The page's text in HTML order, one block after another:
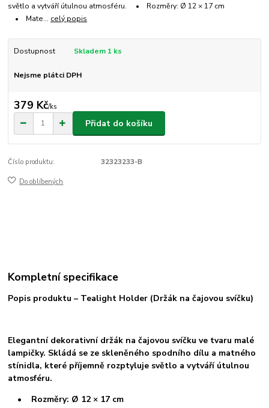
světlo a vytváří útulnou atmosféru. • Rozměry: Ø 12 × 17 cm
• Mate... celý popis
Dostupnost Skladem 1 ks
Nejsme plátci DPH
379 Kč/ks
Přidat do košíku
Číslo produktu: 32323233-B
Do oblíbených
Kompletní specifikace
Popis produktu – Tealight Holder (Držák na čajovou svíčku)
Elegantní dekorativní držák na čajovou svíčku ve tvaru malé
lampičky. Skládá se ze skleněného spodního dílu a matného
stínidla, které příjemně rozptyluje světlo a vytváří útulnou
atmosféru.
• Rozměry: Ø 12 × 17 cm